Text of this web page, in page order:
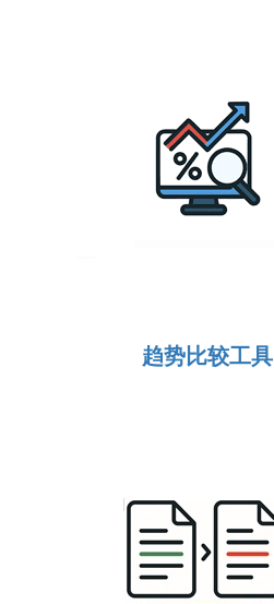
趋势比较工具